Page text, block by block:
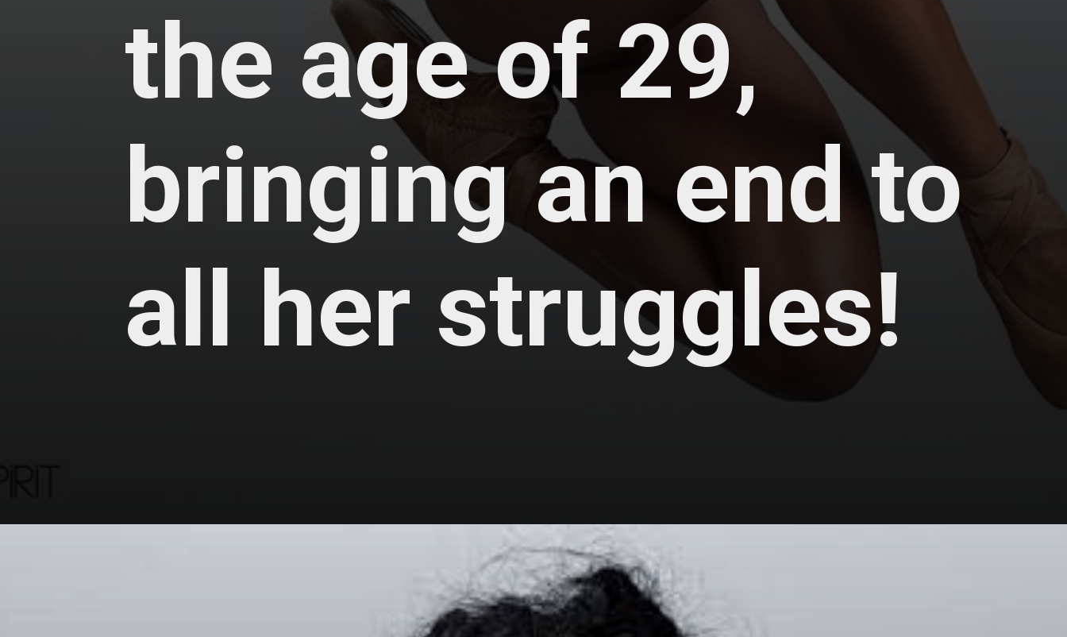
the age of 29,
bringing an end to
all her struggles!